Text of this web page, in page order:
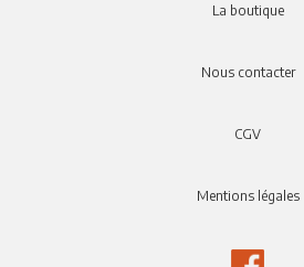
La boutique
Nous contacter
CGV
Mentions légales